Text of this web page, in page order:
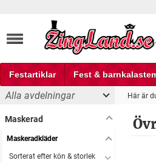
Festartiklar Fest &
Fest och partyprylar
Alla avdelningar Här är
Maskerad
Maskeradkläder
Sorterat efter kön & storlek